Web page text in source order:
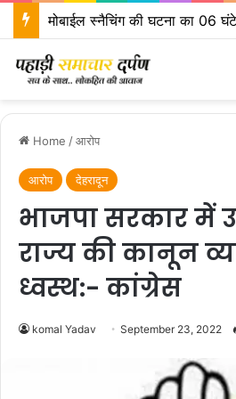
Home /आरोप
आरोप देहरादून
भाजपा सरकार में
राज्य की कानून
ध्वस्थ:- कांग्रेस
komal Yadav September 23, 2022